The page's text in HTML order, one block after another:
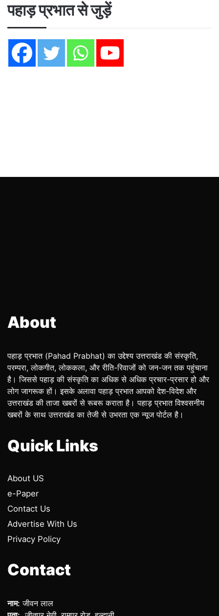
पहाड़ प्रभात से जुड़ें
About
पहाड़ प्रभात (Pahad Prabhat) का उद्देश्य उत्तराखंड की संस्कृति,
परम्परा, लोकगीत, लोककला, और रीति-रिवाजों को जन-जन तक पहुंचाना
है। जिससे पहाड़ की संस्कृति का अधिक से अधिक प्रचार-प्रसार हो और
लोग जागरूक हों। इसके अलावा पहाड़ प्रभात आपको देश-विदेश और
उत्तराखंड की ताजा खबरों से रूबरू कराता है। पहाड़ प्रभात विश्वसनीय
खबरों के साथ उत्तराखंड का तेजी से उभरता एक न्यूज पोर्टल है।
Quick Links
About US
e-Paper
Contact Us
Advertise With Us
Privacy Policy
Contact
नाम: जीवन लाल